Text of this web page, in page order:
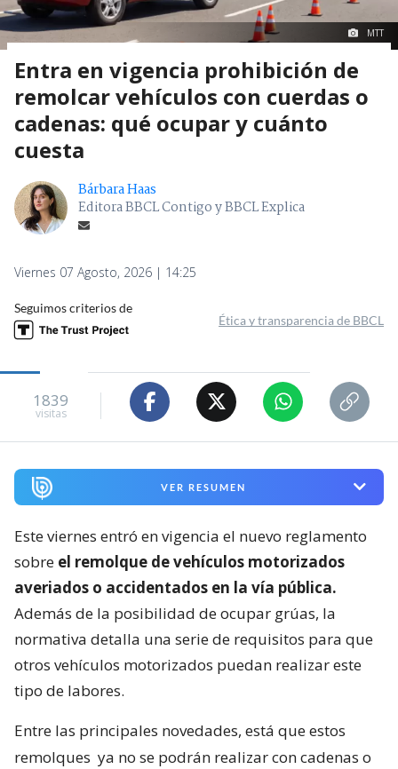
MTT
Entra en vigencia prohibición de
remolcar vehículos con cuerdas o
cadenas: qué ocupar y cuánto
cuesta
Bárbara Haas
Editora BBCL Contigo y BBCL Explica
Viernes 07 Agosto, 2026 | 14:25
Seguimos criterios de
Ética y transparencia de BBCL
1839
visitas
VER RESUMEN
Este viernes entró en vigencia el nuevo reglamento
sobre el remolque de vehículos motorizados
averiados o accidentados en la vía pública.
Además de la posibilidad de ocupar grúas, la
normativa detalla una serie de requisitos para que
otros vehículos motorizados puedan realizar este
tipo de labores.
Entre las principales novedades, está que estos
remolques ya no se podrán realizar con cadenas o